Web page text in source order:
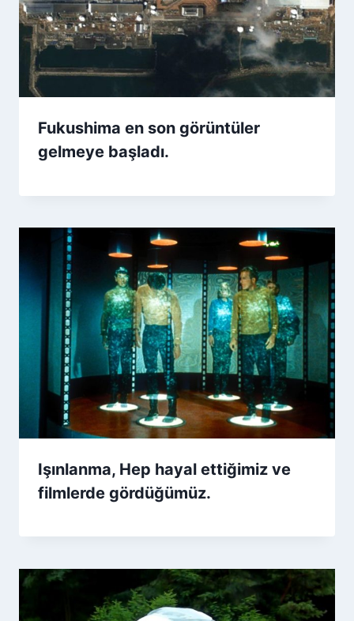
Fukushima en son görüntüler
gelmeye başladı.
Işınlanma, Hep hayal ettiğimiz ve
filmlerde gördüğümüz.